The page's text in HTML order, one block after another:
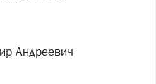
Андреевич